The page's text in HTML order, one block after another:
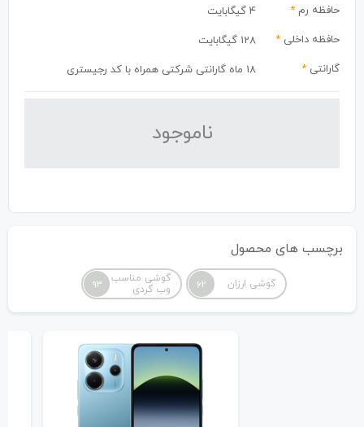
حافظه رم *
4 گیگابایت
حافظه داخلی *
128 گیگابایت
گارانتی * 18 ماه گارانتی شرکتی همراه با کد رجیستری
نا‌موجود
برچسب های محصول
گوشی ارزان 62
گوشی مناسب
وب گردی
93